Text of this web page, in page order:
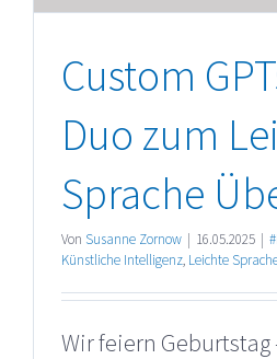
Custom
Duo zum
Sprache
Von Susanne Zornow | 16.05.2025 |
Künstliche Intelligenz, Leichte
Wir feiern Geburtstag